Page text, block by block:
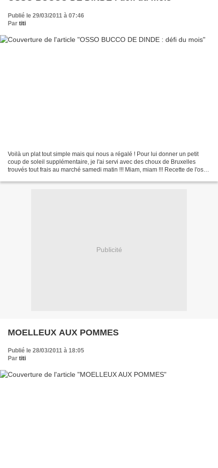
Publié le 29/03/2011 à 07:46
Par titi
Voilà un plat tout simple mais qui nous a régalé ! Pour lui donner un petit
coup de soleil supplémentaire, je l'ai servi avec des choux de Bruxelles
trouvés tout frais au marché samedi matin !!! Miam, miam !!! Recette de l'osso
Publicité
MOELLEUX AUX POMMES
Publié le 28/03/2011 à 18:05
Par titi